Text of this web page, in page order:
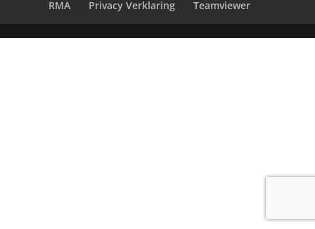
RMA
Privacy Verklaring Teamviewer